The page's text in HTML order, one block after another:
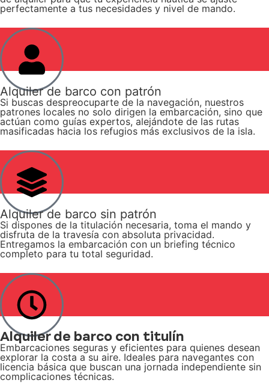
perfectamente a tus necesidades y nivel de mando.
Alquiler de barco con patrón
Si buscas despreocuparte de la navegación, nuestros
patrones locales no solo dirigen la embarcación, sino que
actúan como guías expertos, alejándote de las rutas
masificadas hacia los refugios más exclusivos de la isla.
Alquiler de barco sin patrón
Si dispones de la titulación necesaria, toma el mando y
disfruta de la travesía con absoluta privacidad.
Entregamos la embarcación con un briefing técnico
completo para tu total seguridad.
Alquiler de barco con titulín
Embarcaciones seguras y eficientes para quienes desean
explorar la costa a su aire. Ideales para navegantes con
licencia básica que buscan una jornada independiente sin
complicaciones técnicas.